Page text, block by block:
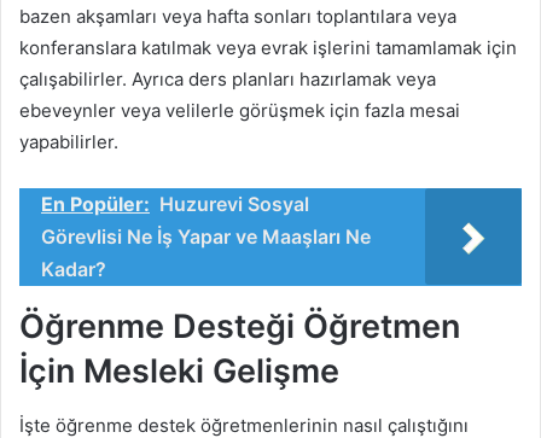
bazen akşamları veya hafta sonları toplantılara veya
konferanslara katılmak veya evrak işlerini tamamlamak için
çalışabilirler. Ayrıca ders planları hazırlamak veya
ebeveynler veya velilerle görüşmek için fazla mesai
yapabilirler.
En Popüler: Huzurevi Sosyal
Görevlisi Ne İş Yapar ve Maaşları Ne
Kadar?
Öğrenme Desteği Öğretmen
İçin Mesleki Gelişme
İşte öğrenme destek öğretmenlerinin nasıl çalıştığını